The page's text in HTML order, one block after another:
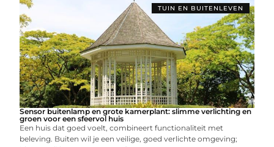
TUIN EN BUITENLEVEN
Sensor buitenlamp en grote kamerplant: slimme verlichting en
groen voor een sfeervol huis
Een huis dat goed voelt, combineert functionaliteit met
beleving. Buiten wil je een veilige, goed verlichte omgeving;